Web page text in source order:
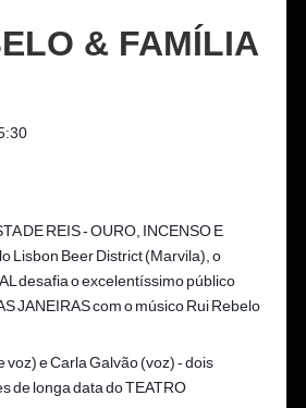
& FAMÍLIA
DE REIS - OURO, INCENSO E
Lisbon Beer District (Marvila), o
desafia o excelentíssimo público
JANEIRAS com o músico Rui Rebelo
voz) e Carla Galvão (voz) - dois
de longa data do TEATRO